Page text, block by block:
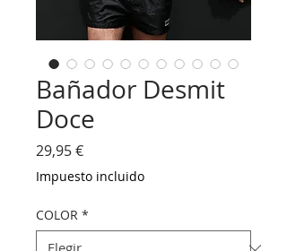
Bañador Desmit
Doce
29,95 €Precio
Impuesto incluido
COLOR *